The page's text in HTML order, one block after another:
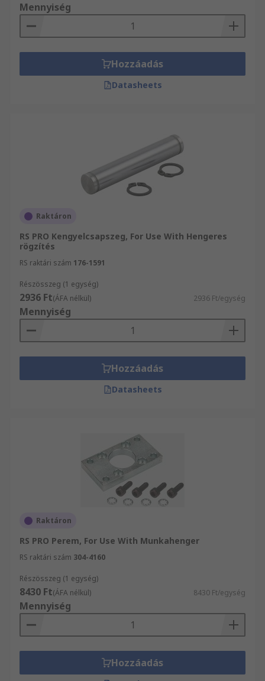
Mennyiség
Hozzáadás
Datasheets
Raktáron
RS PRO Kengyelcsapszeg, For Use With Hengeres
rögzítés
RS raktári szám 176-1591
Részösszeg (1 egység)
2936 Ft(ÁFA nélkül) 2936 Ft/egység
Mennyiség
Hozzáadás
Datasheets
Raktáron
RS PRO Perem, For Use With Munkahenger
RS raktári szám 304-4160
Részösszeg (1 egység)
8430 Ft(ÁFA nélkül) 8430 Ft/egység
Mennyiség
Hozzáadás